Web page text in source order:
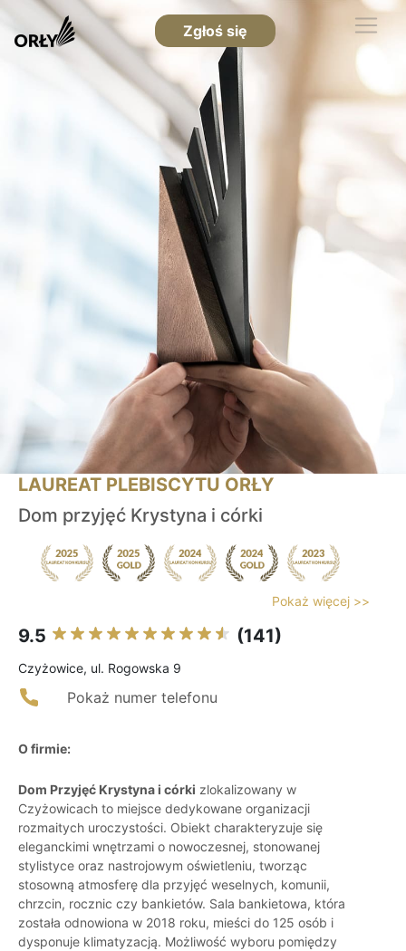
Zgłoś się
LAUREAT PLEBISCYTU ORŁY
Dom przyjęć Krystyna i córki
Pokaż więcej >>
9.5 (141)
Czyżowice, ul. Rogowska 9
Pokaż numer telefonu
O firmie:
Dom Przyjęć Krystyna i córki zlokalizowany w
Czyżowicach to miejsce dedykowane organizacji
rozmaitych uroczystości. Obiekt charakteryzuje się
eleganckimi wnętrzami o nowoczesnej, stonowanej
stylistyce oraz nastrojowym oświetleniu, tworząc
stosowną atmosferę dla przyjęć weselnych, komunii,
chrzcin, rocznic czy bankietów. Sala bankietowa, która
została odnowiona w 2018 roku, mieści do 125 osób i
dysponuje klimatyzacją. Możliwość wyboru pomiędzy